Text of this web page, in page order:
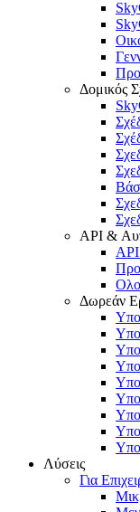
Δομικός
API &
Δωρεάν
Λύσεις
Για